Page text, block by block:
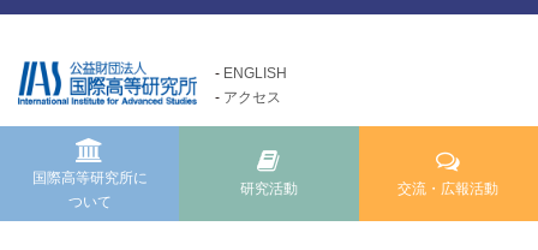
ENGLISH
アクセス
国際高等研究所に
ついて
研究活動 交流・広報活動
About us
国際高等研究所についてTOP
Research Activities
研究活動TOP
Exchange and Public
Relations Activities